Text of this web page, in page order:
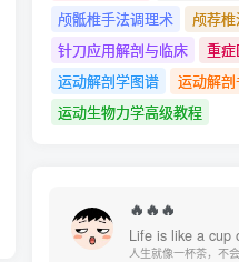
颅骶椎手法调理术
颅荐
针刀应用解剖与临床
重
运动解剖学图谱
运动解剖
运动生物力学高级教程
🔥🔥🔥
Life is like a cup
人生就像一杯茶，不